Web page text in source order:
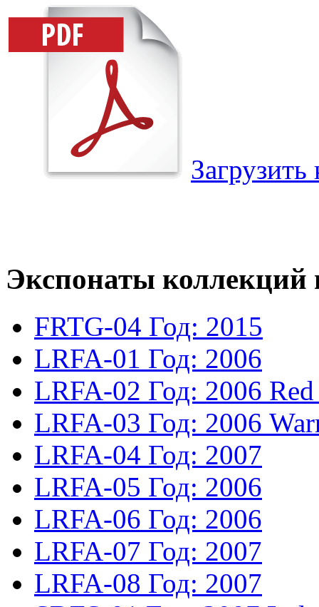
Загрузить
Экспонаты коллекций
FRTG-04 Год: 2015
LRFA-01 Год: 2006
LRFA-02 Год: 2006
LRFA-03 Год: 2006
LRFA-04 Год: 2007
LRFA-05 Год: 2006
LRFA-06 Год: 2006
LRFA-07 Год: 2007
LRFA-08 Год: 2007